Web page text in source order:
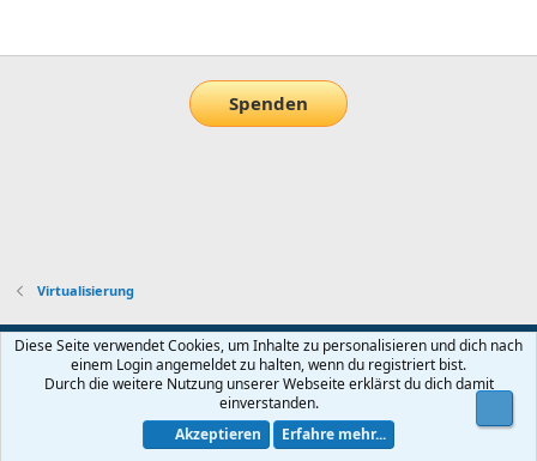
Spenden
Virtualisierung
Default-Theme
Nutzungsbedingungen
Datenschutz Hilfe und Impressum Start
Community platform by XenForo® © 2010-2026 XenForo Ltd.
Diese Seite verwendet Cookies, um Inhalte zu personalisieren und dich nach
einem Login angemeldet zu halten, wenn du registriert bist.
Durch die weitere Nutzung unserer Webseite erklärst du dich damit
einverstanden.
Akzeptieren
Erfahre mehr...